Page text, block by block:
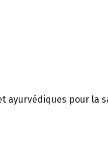
ayurvédiques pour la